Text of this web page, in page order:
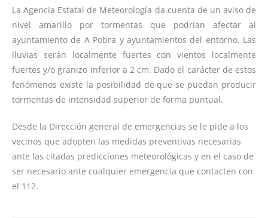
La Agencia Estatal de Meteorología da cuenta de un aviso de
nivel amarillo por tormentas que podrían afectar al
ayuntamiento de A Pobra y ayuntamientos del entorno. Las
lluvias serán localmente fuertes con vientos localmente
fuertes y/o granizo inferior a 2 cm. Dado el carácter de estos
fenómenos existe la posibilidad de que se puedan producir
tormentas de intensidad superior de forma puntual.
Desde la Dirección general de emergencias se le pide a los
vecinos que adopten las medidas preventivas necesarias
ante las citadas predicciones meteorológicas y en el caso de
ser necesario ante cualquier emergencia que contacten con
el 112.